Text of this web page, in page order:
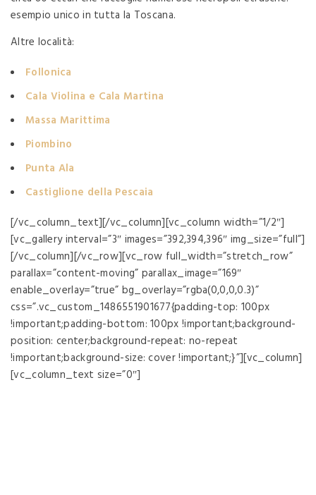
esempio unico in tutta la Toscana.
Altre località:
Follonica
Cala Violina e Cala Martina
Massa Marittima
Piombino
Punta Ala
Castiglione della Pescaia
[/vc_column_text][/vc_column][vc_column width=”1/2″]
[vc_gallery interval=”3″ images=”392,394,396″ img_size=”full”]
[/vc_column][/vc_row][vc_row full_width=”stretch_row”
parallax=”content-moving” parallax_image=”169″
enable_overlay=”true” bg_overlay=”rgba(0,0,0,0.3)”
css=”.vc_custom_1486551901677{padding-top: 100px
!important;padding-bottom: 100px !important;background-
position: center;background-repeat: no-repeat
!important;background-size: cover !important;}”][vc_column]
[vc_column_text size=”0″]